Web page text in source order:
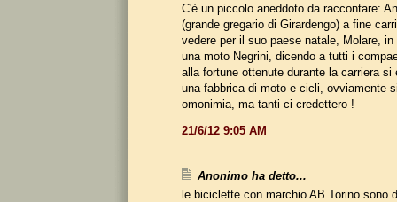
C'è un piccolo aneddoto da raccontare:
(grande gregario di Girardengo) a fine
vedere per il suo paese natale, Molare,
una moto Negrini, dicendo a tutti i
alla fortune ottenute durante la carriera si
una fabbrica di moto e cicli, ovviamente
omonimia, ma tanti ci credettero !
21/6/12 9:05 AM
Anonimo ha detto...
le biciclette con marchio AB Torino sono